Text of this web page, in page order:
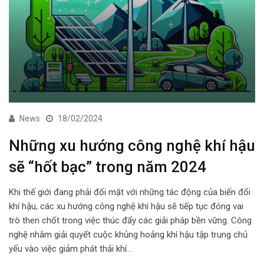
News 18/02/2024
Những xu hướng công nghệ khí hậu
sẽ “hốt bạc” trong năm 2024
Khi thế giới đang phải đối mặt với những tác động của biến đổi
khí hậu, các xu hướng công nghệ khí hậu sẽ tiếp tục đóng vai
trò then chốt trong việc thúc đẩy các giải pháp bền vững. Công
nghệ nhằm giải quyết cuộc khủng hoảng khí hậu tập trung chủ
yếu vào việc giảm phát thải khí…